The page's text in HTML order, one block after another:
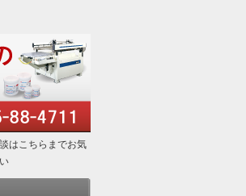
はこちらまでお気